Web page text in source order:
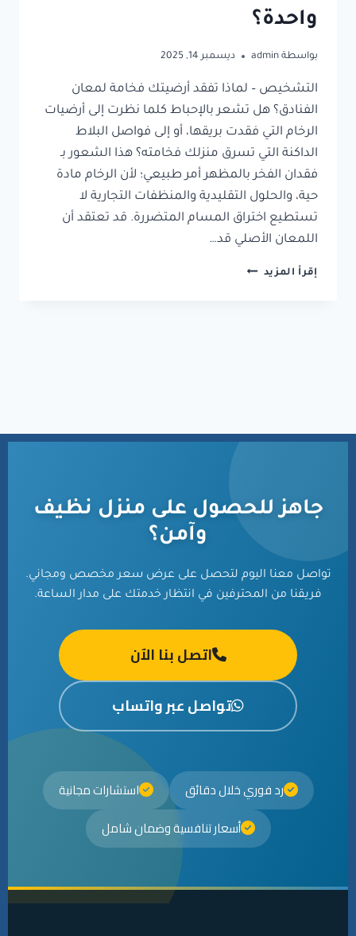
واحدة؟
بواسطة admin ديسمبر 14, 2025
التشخيص – لماذا تفقد أرضيتك فخامة لمعان
الفنادق؟ هل تشعر بالإحباط كلما نظرت إلى أرضيات
الرخام التي فقدت بريقها، أو إلى فواصل البلاط
الداكنة التي تسرق منزلك فخامته؟ هذا الشعور بـ
فقدان الفخر بالمظهر أمر طبيعي؛ لأن الرخام مادة
حية، والحلول التقليدية والمنظفات التجارية لا
تستطيع اختراق المسام المتضررة. قد تعتقد أن
اللمعان الأصلي قد…
إقرأ المزيد
جاهز للحصول على منزل نظيف
وآمن؟
تواصل معنا اليوم لتحصل على عرض سعر مخصص ومجاني.
فريقنا من المحترفين في انتظار خدمتك على مدار الساعة.
اتصل بنا الآن
تواصل عبر واتساب
رد فوري خلال دقائق
استشارات مجانية
أسعار تنافسية وضمان شامل